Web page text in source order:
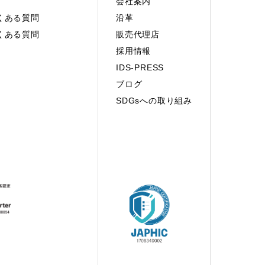
ある質問
ある質問
沿革
販売代理店
採用情報
IDS-PRESS
ブログ
SDGsへの取り組み